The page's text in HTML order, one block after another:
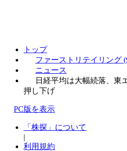
トップ
ファーストリテイリング
ニュース
日経平均は大幅続落、東
押し下げ
PC版を表示
「株探」について
|
利用規約